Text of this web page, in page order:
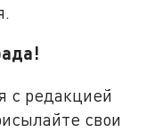
с редакцией
свои